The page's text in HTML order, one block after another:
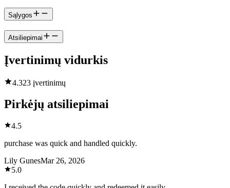
Sąlygos
Atsiliepimai
Įvertinimų vidurkis
4.323 įvertinimų
Pirkėjų atsiliepimai
4.5
purchase was quick and handled quickly.
Lily GunesMar 26, 2026
5.0